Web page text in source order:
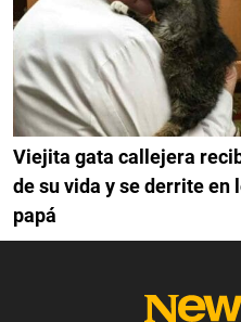
Viejita gata callejera
de su vida y se derrite en
papá